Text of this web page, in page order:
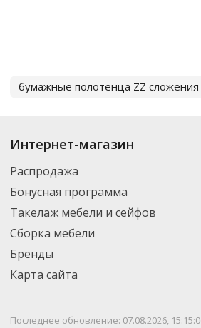
бумажные полотенца ZZ сложения
Интернет-магазин
Распродажа
Бонусная программа
Такелаж мебели и сейфов
Сборка мебели
Бренды
Карта сайта
Последнее обновление: 07.08.2026,